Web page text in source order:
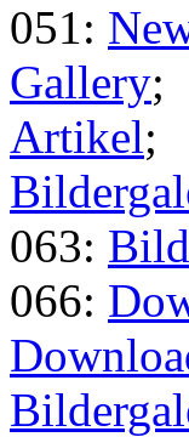
051:
Gallery;
Artikel;
063:
066: